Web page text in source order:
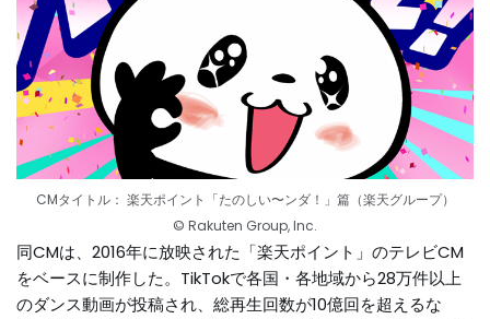
CMタイトル： 楽天ポイント「たのしい〜ンダ！」篇（楽天グループ）
© Rakuten Group, Inc.
同CMは、2016年に放映された「楽天ポイント」のテレビCM
をベースに制作した。TikTokで各国・各地域から28万件以上
のダンス動画が投稿され、総再生回数が10億回を超えるな